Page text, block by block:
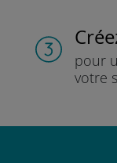
pour
votre